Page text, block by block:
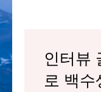
인터뷰
로 백